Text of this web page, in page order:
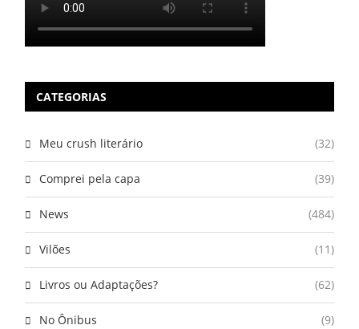
CATEGORIAS
Meu crush literário (32)
Comprei pela capa (39)
News (484)
Vilões (11)
Livros ou Adaptações? (62)
No Ônibus (9)